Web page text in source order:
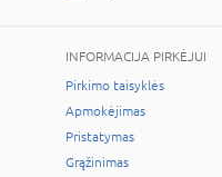
INFORMACIJA PIRKĖJUI
Pirkimo taisyklės
Apmokėjimas
Pristatymas
Grąžinimas